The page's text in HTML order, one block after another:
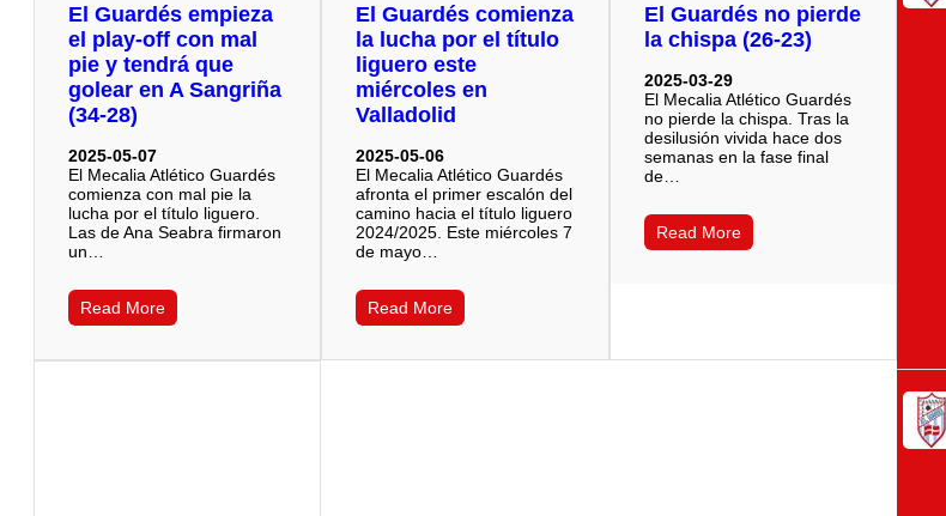
El Guardés empieza
el play-off con mal
pie y tendrá que
golear en A Sangriña
(34-28)
2025-05-07
El Mecalia Atlético Guardés
comienza con mal pie la
lucha por el título liguero.
Las de Ana Seabra firmaron
un…
Read More
El Guardés comienza
la lucha por el título
liguero este
miércoles en
Valladolid
2025-05-06
El Mecalia Atlético Guardés
afronta el primer escalón del
camino hacia el título liguero
2024/2025. Este miércoles 7
de mayo…
Read More
El Guardés no pierde
la chispa (26-23)
2025-03-29
El Mecalia Atlético Guardés
no pierde la chispa. Tras la
desilusión vivida hace dos
semanas en la fase final
de…
Read More